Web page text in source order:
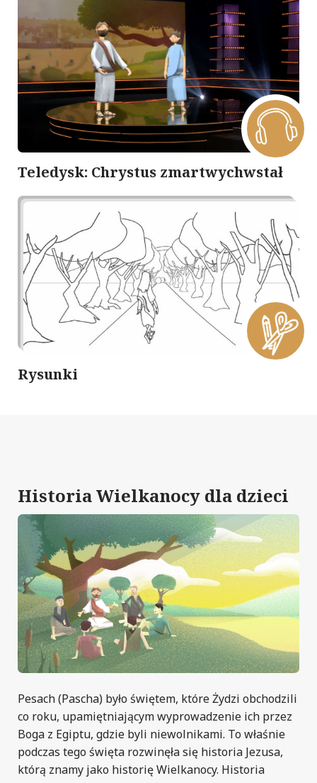
Teledysk: Chrystus zmartwychwstał
Rysunki
Historia Wielkanocy dla dzieci
Pesach (Pascha) było świętem, które Żydzi obchodzili
co roku, upamiętniającym wyprowadzenie ich przez
Boga z Egiptu, gdzie byli niewolnikami. To właśnie
podczas tego święta rozwinęła się historia Jezusa,
którą znamy jako historię Wielkanocy. Historia